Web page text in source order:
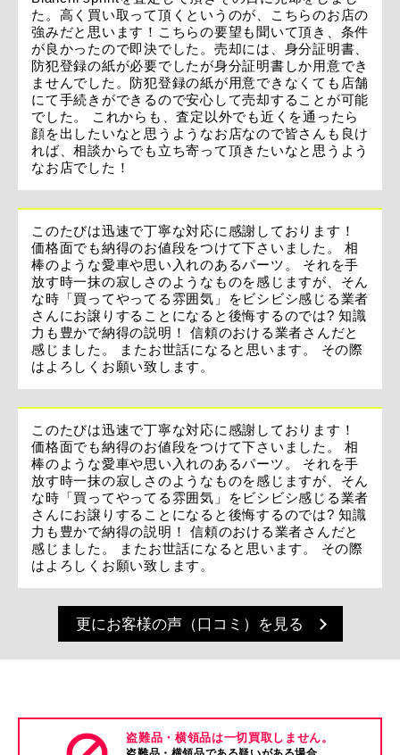
た。高く買い取って頂くというのが、こちらのお店の
強みだと思います！こちらの要望も聞いて頂き、条件
が良かったので即決でした。売却には、身分証明書、
防犯登録の紙が必要でしたが身分証明書しか用意でき
ませんでした。防犯登録の紙が用意できなくても店舗
にて手続きができるので安心して売却することが可能
でした。 これからも、査定以外でも近くを通ったら
顔を出したいなと思うようなお店なので皆さんも良け
れば、相談からでも立ち寄って頂きたいなと思うよう
なお店でした！
このたびは迅速で丁寧な対応に感謝しております！
価格面でも納得のお値段をつけて下さいました。 相
棒のような愛車や思い入れのあるパーツ。 それを手
放す時一抹の寂しさのようなものを感じますが、そん
な時「買ってやってる雰囲気」をビシビシ感じる業者
さんにお譲りすることになると後悔するのでは? 知識
力も豊かで納得の説明！ 信頼のおける業者さんだと
感じました。 またお世話になると思います。 その際
はよろしくお願い致します。
このたびは迅速で丁寧な対応に感謝しております！
価格面でも納得のお値段をつけて下さいました。 相
棒のような愛車や思い入れのあるパーツ。 それを手
放す時一抹の寂しさのようなものを感じますが、そん
な時「買ってやってる雰囲気」をビシビシ感じる業者
さんにお譲りすることになると後悔するのでは? 知識
力も豊かで納得の説明！ 信頼のおける業者さんだと
感じました。 またお世話になると思います。 その際
はよろしくお願い致します。
更にお客様の声（口コミ）を見る
盗難品・横領品は一切買取しません。